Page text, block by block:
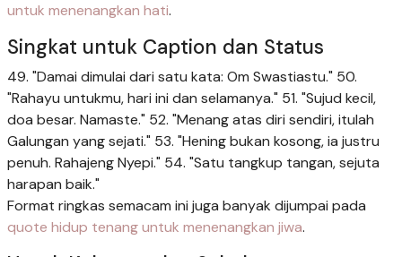
untuk menenangkan hati.
Singkat untuk Caption dan Status
49. "Damai dimulai dari satu kata: Om Swastiastu." 50.
"Rahayu untukmu, hari ini dan selamanya." 51. "Sujud kecil,
doa besar. Namaste." 52. "Menang atas diri sendiri, itulah
Galungan yang sejati." 53. "Hening bukan kosong, ia justru
penuh. Rahajeng Nyepi." 54. "Satu tangkup tangan, sejuta
harapan baik."
Format ringkas semacam ini juga banyak dijumpai pada
quote hidup tenang untuk menenangkan jiwa.